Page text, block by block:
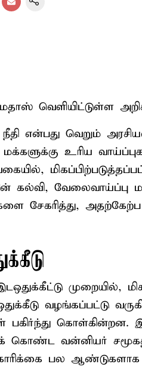
வெளியிட்டுள்ள
நீதி என்பது வெறும்
மக்களுக்கு உரிய
கல்வி, வேலைவாய்ப்பு
சேகரித்து,
முறையில்,
வழங்கப்பட்டு
பகிர்ந்து கொள்கின்றன.
வன்னியர்
பல ஆண்டுகளாக